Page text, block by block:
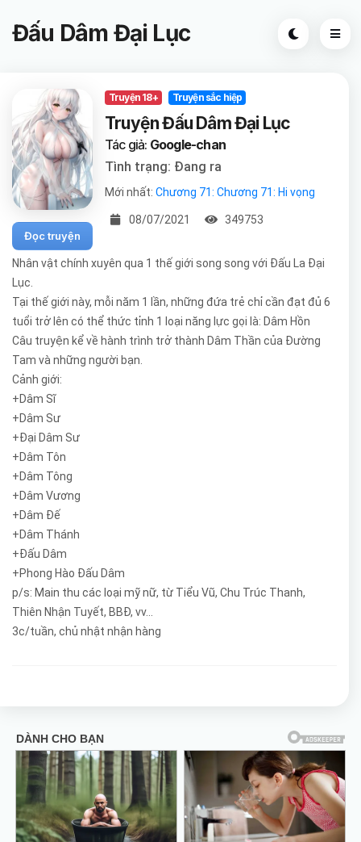
Đấu Dâm Đại Lục
Đọc truyện
Truyện 18+ Truyện sắc hiệp
Truyện Đấu Dâm Đại Lục
Tác giả: Google-chan
Tình trạng: Đang ra
Mới nhất: Chương 71: Chương 71: Hi vọng
08/07/2021 349753
Nhân vật chính xuyên qua 1 thế giới song song với Đấu La Đại
Lục.
Tại thế giới này, mỗi năm 1 lần, những đứa trẻ chỉ cần đạt đủ 6
tuổi trở lên có thể thức tỉnh 1 loại năng lực gọi là: Dâm Hồn
Câu truyện kể về hành trình trở thành Dâm Thần của Đường
Tam và những người bạn.
Cảnh giới:
+Dâm Sĩ
+Dâm Sư
+Đại Dâm Sư
+Dâm Tôn
+Dâm Tông
+Dâm Vương
+Dâm Đế
+Dâm Thánh
+Đấu Dâm
+Phong Hào Đấu Dâm
p/s: Main thu các loại mỹ nữ, từ Tiểu Vũ, Chu Trúc Thanh,
Thiên Nhận Tuyết, BBĐ, vv...
3c/tuần, chủ nhật nhận hàng